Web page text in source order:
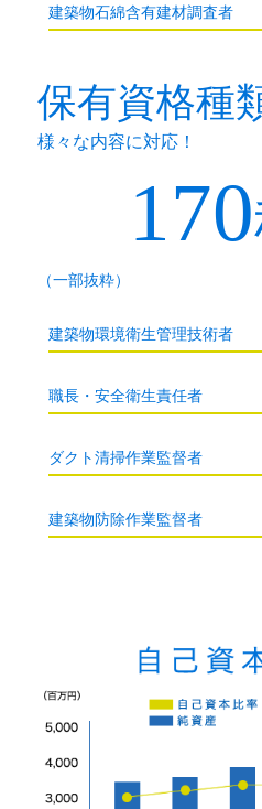
建築物石綿含有建材調査者
保有資格種
様々な内容に対応！
170
（一部抜粋）
建築物環境衛生管理技術者
職長・安全衛生責任者
ダクト清掃作業監督者
建築物防除作業監督者